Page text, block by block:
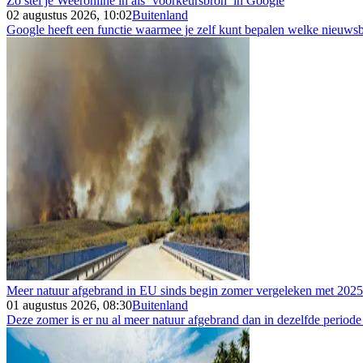
02 augustus 2026, 10:02Buitenland
Google heeft een functie waarmee je zelf kunt bepalen welke
Meer natuur afgebrand in EU sinds begin zomer vergeleken met 2025
01 augustus 2026, 08:30Buitenland
Deze zomer is er nu al meer natuur afgebrand dan in dezelfde